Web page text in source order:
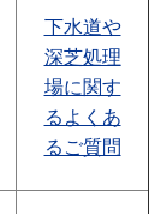
下水道や
深芝処理
場に関す
るよくあ
るご質問